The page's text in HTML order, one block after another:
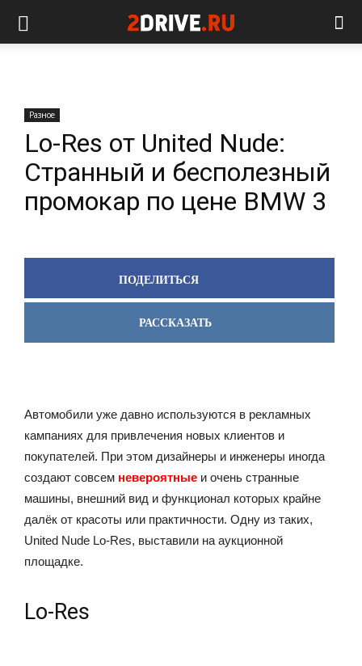
Разное
Lo-Res от United Nude:
Странный и бесполезный
промокар по цене BMW 3
ПОДЕЛИТЬСЯ
РАССКАЗАТЬ
Автомобили уже давно используются в рекламных
кампаниях для привлечения новых клиентов и
покупателей. При этом дизайнеры и инженеры иногда
создают совсем невероятные и очень странные
машины, внешний вид и функционал которых крайне
далёк от красоты или практичности. Одну из таких,
United Nude Lo-Res, выставили на аукционной
площадке.
Lo-Res